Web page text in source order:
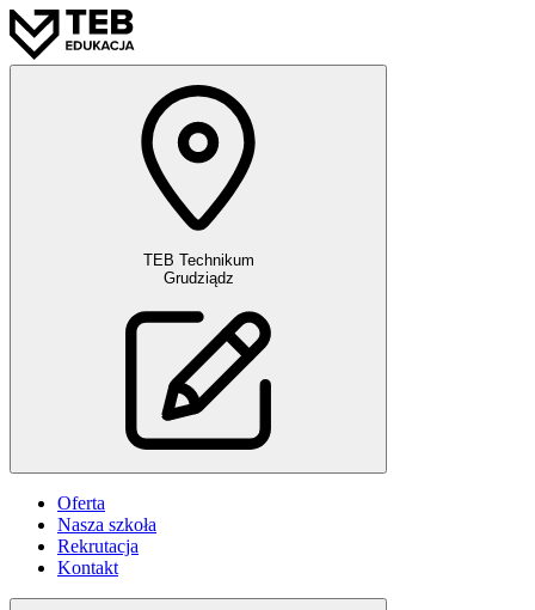
TEB Technikum
Grudziądz
Oferta
Nasza szkoła
Rekrutacja
Kontakt